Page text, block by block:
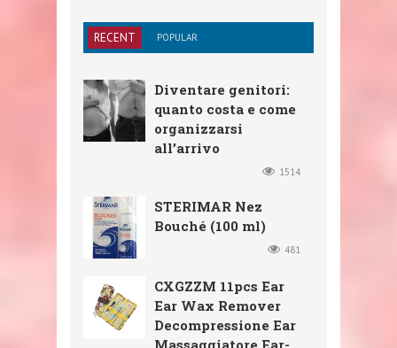
RECENT POPULAR
Diventare genitori:
quanto costa e come
organizzarsi
all’arrivo
1514
STERIMAR Nez
Bouché (100 ml)
481
CXGZZM 11pcs Ear
Ear Wax Remover
Decompressione Ear